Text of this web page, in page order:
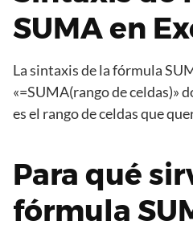
SUMA en
La sintaxis de la fórmula
«=SUMA(rango de celdas)»
es el rango de celdas que
Para qué
fórmula